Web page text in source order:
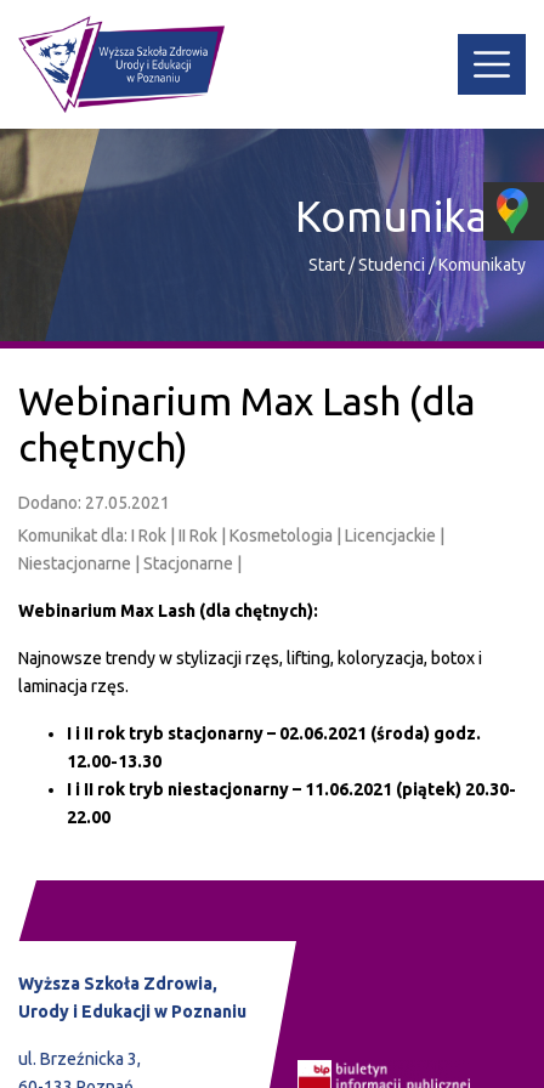
Komunikaty
Start/Studenci /Komunikaty
Webinarium Max Lash (dla
chętnych)
Dodano: 27.05.2021
Komunikat dla: I Rok | II Rok | Kosmetologia | Licencjackie |
Niestacjonarne | Stacjonarne |
Webinarium Max Lash (dla chętnych):
Najnowsze trendy w stylizacji rzęs, lifting, koloryzacja, botox i
laminacja rzęs.
I i II rok tryb stacjonarny – 02.06.2021 (środa) godz.
12.00-13.30
I i II rok tryb niestacjonarny – 11.06.2021 (piątek) 20.30-
22.00
Wyższa Szkoła Zdrowia,
Urody i Edukacji w Poznaniu
ul. Brzeźnicka 3,